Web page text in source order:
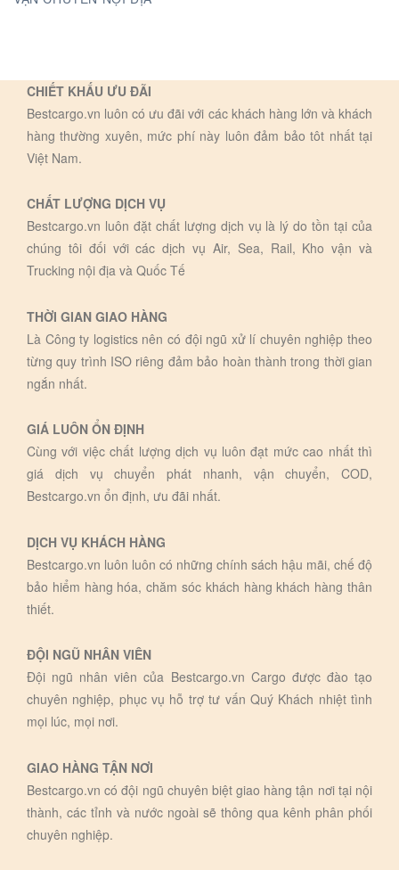
CHIẾT KHẤU ƯU ĐÃI
Bestcargo.vn luôn có ưu đãi với các khách hàng lớn và khách
hàng thường xuyên, mức phí này luôn đảm bảo tôt nhất tại
Việt Nam.
CHẤT LƯỢNG DỊCH VỤ
Bestcargo.vn luôn đặt chất lượng dịch vụ là lý do tồn tại của
chúng tôi đối với các dịch vụ Air, Sea, Rail, Kho vận và
Trucking nội địa và Quốc Tế
THỜI GIAN GIAO HÀNG
Là Công ty logistics nên có đội ngũ xử lí chuyên nghiệp theo
từng quy trình ISO riêng đảm bảo hoàn thành trong thời gian
ngắn nhất.
GIÁ LUÔN ỔN ĐỊNH
Cùng với việc chất lượng dịch vụ luôn đạt mức cao nhất thì
giá dịch vụ chuyển phát nhanh, vận chuyển, COD,
Bestcargo.vn ổn định, ưu đãi nhất.
DỊCH VỤ KHÁCH HÀNG
Bestcargo.vn luôn luôn có những chính sách hậu mãi, chế độ
bảo hiểm hàng hóa, chăm sóc khách hàng khách hàng thân
thiết.
ĐỘI NGŨ NHÂN VIÊN
Đội ngũ nhân viên của Bestcargo.vn Cargo được đào tạo
chuyên nghiệp, phục vụ hỗ trợ tư vấn Quý Khách nhiệt tình
mọi lúc, mọi nơi.
GIAO HÀNG TẬN NƠI
Bestcargo.vn có đội ngũ chuyên biệt giao hàng tận nơi tại nội
thành, các tỉnh và nước ngoài sẽ thông qua kênh phân phối
chuyên nghiệp.